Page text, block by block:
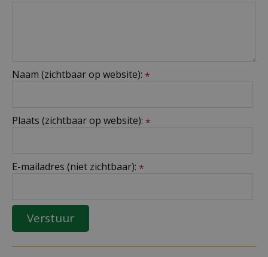
Naam (zichtbaar op website): *
Plaats (zichtbaar op website): *
E-mailadres (niet zichtbaar): *